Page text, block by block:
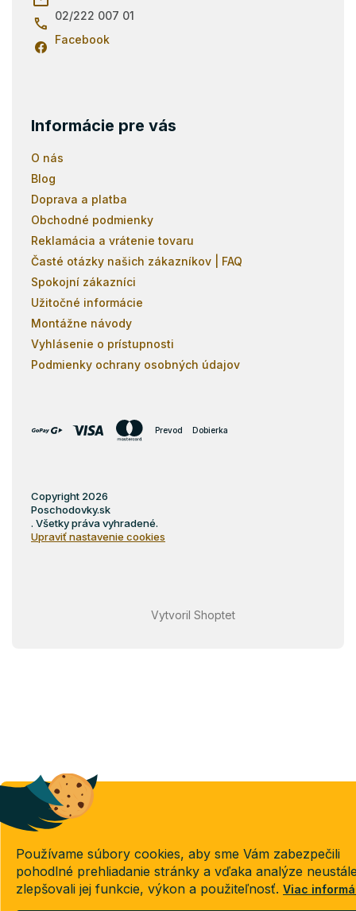
Používame súbory cookies, aby sme Vám zabezpečili
pohodlné prehliadanie stránky a vďaka analýze
zlepšovali jej funkcie, výkon a použiteľnosť. Viac
02/222 007 01
Facebook
Informácie pre vás
O nás
Blog
Doprava a platba
Obchodné podmienky
Reklamácia a vrátenie tovaru
Časté otázky našich zákazníkov | FAQ
Spokojní zákazníci
Užitočné informácie
Montážne návody
Vyhlásenie o prístupnosti
Podmienky ochrany osobných údajov
Prevod Dobierka
Vytvoril Shoptet
Copyright 2026
Poschodovky.sk
. Všetky práva vyhradené.
Upraviť nastavenie cookies